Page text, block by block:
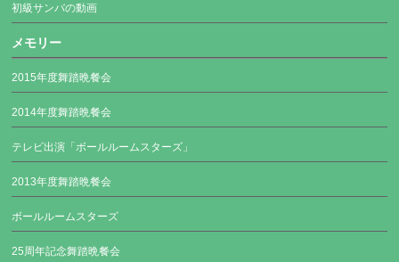
初級サンバの動画
メモリー
2015年度舞踏晩餐会
2014年度舞踏晩餐会
テレビ出演「ボールルームスターズ」
2013年度舞踏晩餐会
ボールルームスターズ
25周年記念舞踏晩餐会